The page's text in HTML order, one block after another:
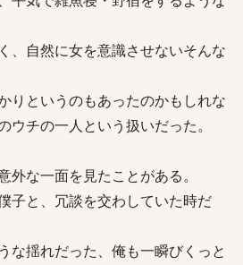
、自然に女を意識させないそんな
りというのもあったのかもしれな
ウチの一人という扱いだった。
外な一面を見たことがある。
子と、冗談を交わしていた時だ
な揺れだった、俺も一瞬びくっと